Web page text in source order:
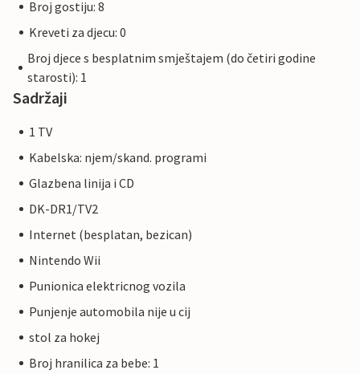
Broj gostiju: 8
Kreveti za djecu: 0
Broj djece s besplatnim smještajem (do četiri godine
starosti): 1
Sadržaji
1 TV
Kabelska: njem/skand. programi
Glazbena linija i CD
DK-DR1/TV2
Internet (besplatan, bezican)
Nintendo Wii
Punionica elektricnog vozila
Punjenje automobila nije u cij
stol za hokej
Broj hranilica za bebe: 1